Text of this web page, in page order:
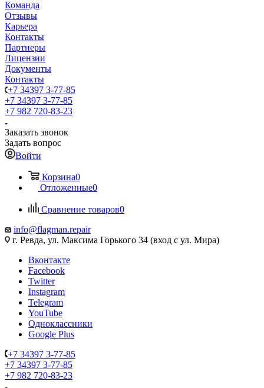
Команда
Отзывы
Карьера
Контакты
Партнеры
Лицензии
Документы
Контакты
+7 34397 3-77-85
+7 34397 3-77-85
+7 982 720-83-23
Заказать звонок
Задать вопрос
Войти
Корзина0
Отложенные0
Сравнение товаров0
info@flagman.repair
г. Ревда, ул. Максима Горького 34 (вход с ул. Мира)
Вконтакте
Facebook
Twitter
Instagram
Telegram
YouTube
Одноклассники
Google Plus
+7 34397 3-77-85
+7 34397 3-77-85
+7 982 720-83-23